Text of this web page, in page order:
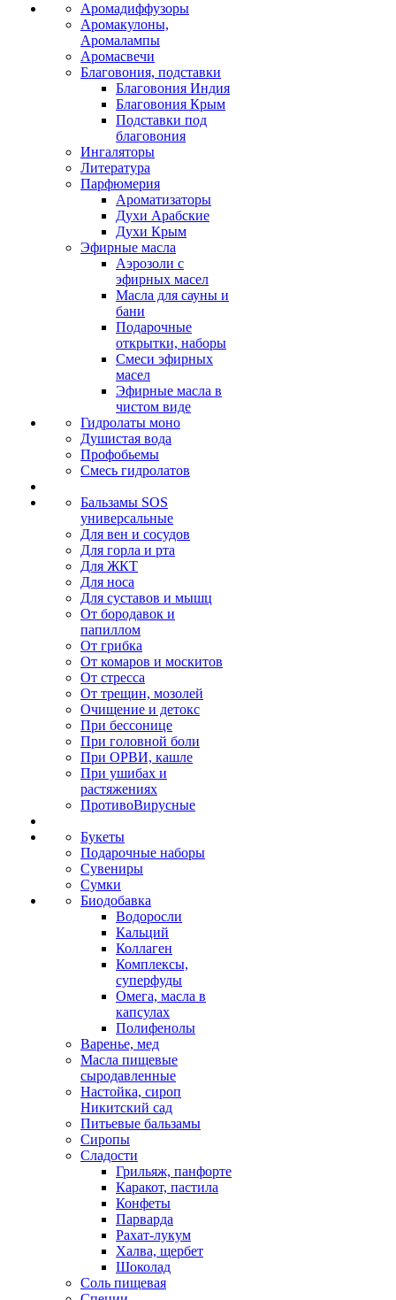
Аромадиффузоры
Аромакулоны,
Аромалампы
Аромасвечи
Благовония, подставки
Благовония Индия
Благовония Крым
Подставки под
благовония
Ингаляторы
Литература
Парфюмерия
Ароматизаторы
Духи Арабские
Духи Крым
Эфирные масла
Аэрозоли с
эфирных масел
Масла для сауны и
бани
Подарочные
открытки, наборы
Смеси эфирных
масел
Эфирные масла в
чистом виде
Гидролаты моно
Душистая вода
Профобьемы
Смесь гидролатов
Бальзамы SOS
универсальные
Для вен и сосудов
Для горла и рта
Для ЖКТ
Для носа
Для суставов и мышц
От бородавок и
папиллом
От грибка
От комаров и москитов
От стресса
От трещин, мозолей
Очищение и детокс
При бессонице
При головной боли
При ОРВИ, кашле
При ушибах и
растяжениях
ПротивоВирусные
Букеты
Подарочные наборы
Сувениры
Сумки
Биодобавка
Водоросли
Кальций
Коллаген
Комплексы,
суперфуды
Омега, масла в
капсулах
Полифенолы
Варенье, мед
Масла пищевые
сыродавленные
Настойка, сироп
Никитский сад
Питьевые бальзамы
Сиропы
Сладости
Грильяж, панфорте
Каракот, пастила
Конфеты
Парварда
Рахат-лукум
Халва, щербет
Шоколад
Соль пищевая